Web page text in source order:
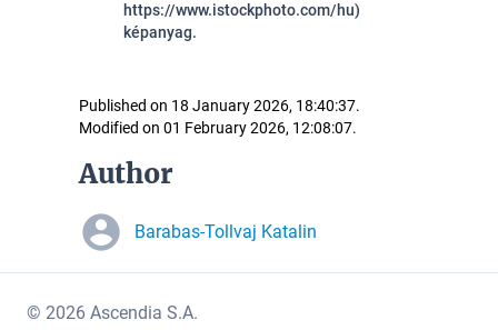
https://www.istockphoto.com/hu)
képanyag.
Published on 18 January 2026, 18:40:37.
Modified on 01 February 2026, 12:08:07.
Author
Barabas-Tollvaj Katalin
© 2026 Ascendia S.A.